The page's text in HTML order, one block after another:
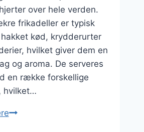
over hele verden.
frikadeller er typisk
kød, krydderurter
hvilket giver dem en
og aroma. De serveres
en række forskellige
hvilket…
Græskefrikadeller